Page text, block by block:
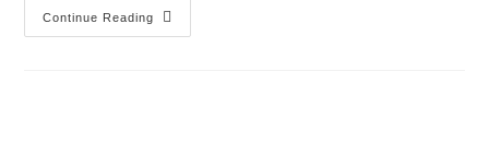
Continue Reading